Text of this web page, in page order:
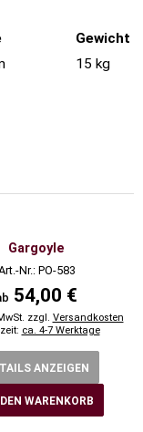
Gewicht
15 kg
Gargoyle
Nr.: PO-583
54,00 €
zzgl. Versandkosten
ca. 4-7 Werktage
ANZEIGEN
DEN WARENKORB